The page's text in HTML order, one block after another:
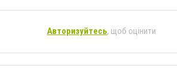
Авторизуйтесь, щоб оцінити